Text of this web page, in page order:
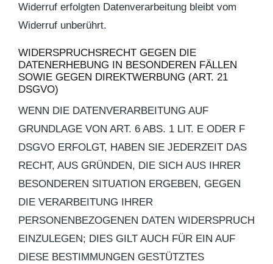
Widerruf erfolgten Datenverarbeitung bleibt vom
Widerruf unberührt.
WIDERSPRUCHSRECHT GEGEN DIE
DATENERHEBUNG IN BESONDEREN FÄLLEN
SOWIE GEGEN DIREKTWERBUNG (ART. 21
DSGVO)
WENN DIE DATENVERARBEITUNG AUF
GRUNDLAGE VON ART. 6 ABS. 1 LIT. E ODER F
DSGVO ERFOLGT, HABEN SIE JEDERZEIT DAS
RECHT, AUS GRÜNDEN, DIE SICH AUS IHRER
BESONDEREN SITUATION ERGEBEN, GEGEN
DIE VERARBEITUNG IHRER
PERSONENBEZOGENEN DATEN WIDERSPRUCH
EINZULEGEN; DIES GILT AUCH FÜR EIN AUF
DIESE BESTIMMUNGEN GESTÜTZTES